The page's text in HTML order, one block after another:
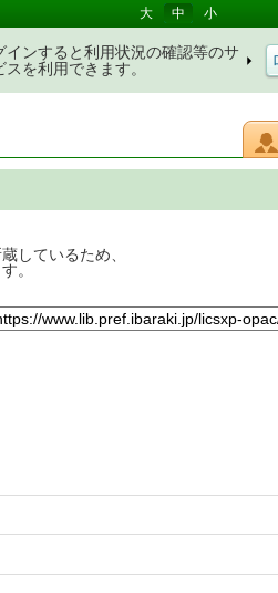
大 中 小
インすると利用状況の確認等のサ
スを利用できます。
しているため、
。